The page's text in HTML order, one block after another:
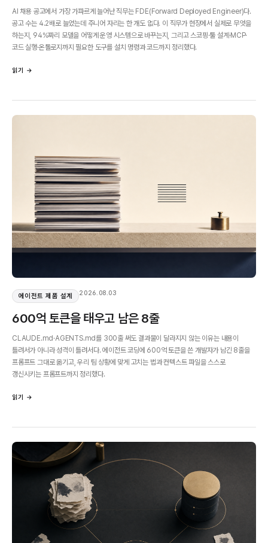
AI 채용 공고에서 가장 가파르게 늘어난 직무는 FDE(Forward Deployed Engineer)다.
공고 수는 4.2배로 늘었는데 주니어 자리는 한 개도 없다. 이 직무가 현장에서 실제로 무엇을
하는지, 94%짜리 모델을 어떻게 운영 시스템으로 바꾸는지, 그리고 스코핑·툴 설계·MCP·
코드 실행·온톨로지까지 필요한 도구를 설치 명령과 코드까지 정리했다.
읽기 →
에이전트 제품 설계 2026.08.03
600억 토큰을 태우고 남은 8줄
CLAUDE.md·AGENTS.md를 300줄 써도 결과물이 달라지지 않는 이유는 내용이
틀려서가 아니라 성격이 틀려서다. 에이전트 코딩에 600억 토큰을 쓴 개발자가 남긴 8줄을
프롬프트 그대로 옮기고, 우리 팀 상황에 맞게 고치는 법과 컨텍스트 파일을 스스로
갱신시키는 프롬프트까지 정리했다.
읽기 →